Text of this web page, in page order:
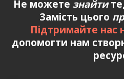
Не можете знайти
Замість цього
Підтримайте нас
допомогти нам